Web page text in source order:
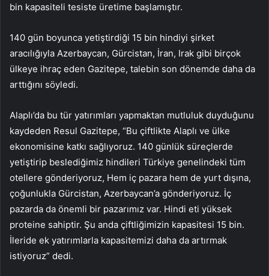
bin kapasiteli tesiste üretime başlamıştır.
140 gün boyunca yetiştirdiği 15 bin hindiyi şirket
aracılığıyla Azerbaycan, Gürcistan, İran, Irak gibi birçok
ülkeye ihraç eden Gazitepe, talebin son dönemde daha da
arttığını söyledi.
Alaplı’da bu tür yatırımları yapmaktan mutluluk duyduğunu
kaydeden Resul Gazitepe, “Bu çiftlikte Alaplı ve ülke
ekonomisine katkı sağlıyoruz. 140 günlük süreçlerde
yetiştirip beslediğimiz hindileri Türkiye genelindeki tüm
otellere gönderiyoruz, Hem iç pazara hem de yurt dışına,
çoğunlukla Gürcistan, Azerbaycan’a gönderiyoruz. İç
pazarda da önemli bir pazarımız var. Hindi eti yüksek
proteine ​​sahiptir. Şu anda çiftliğimizin kapasitesi 15 bin.
İleride ek yatırımlarla kapasitemizi daha da artırmak
istiyoruz” dedi.